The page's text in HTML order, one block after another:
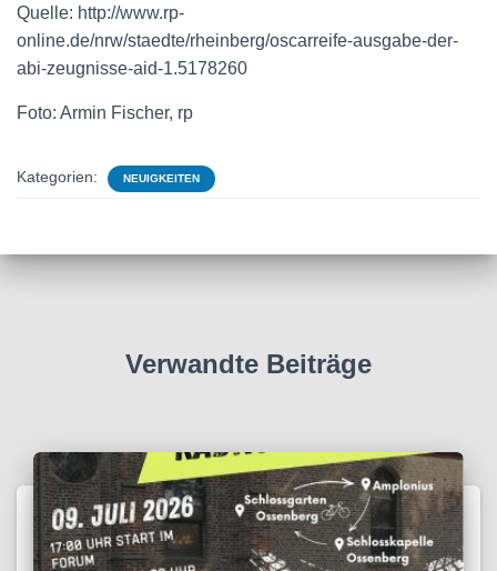
Quelle: http://www.rp-
online.de/nrw/staedte/rheinberg/oscarreife-ausgabe-der-
abi-zeugnisse-aid-1.5178260
Foto: Armin Fischer, rp
Kategorien: NEUIGKEITEN
Verwandte Beiträge